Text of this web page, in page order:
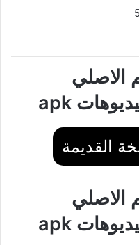
الاصلي
القديمة
الاصلي